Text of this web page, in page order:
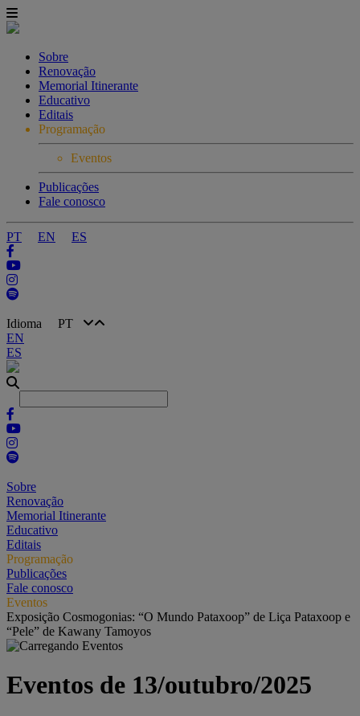
Sobre
Renovação
Memorial Itinerante
Educativo
Editais
Programação
Eventos
Publicações
Fale conosco
PT EN ES
Idioma PT
EN
ES
Sobre
Renovação
Memorial Itinerante
Educativo
Editais
Programação
Publicações
Fale conosco
Eventos
Exposição Cosmogonias: “O Mundo Pataxoop” de Liça Pataxoop e
“Pele” de Kawany Tamoyos
Eventos de 13/outubro/2025